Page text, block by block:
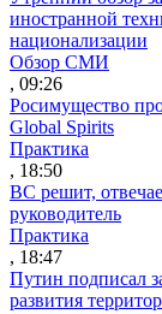
иностранной
национализации
Обзор СМИ
, 09:26
Росимущество
Global Spirits
Практика
, 18:50
ВС решит,
руководитель
Практика
, 18:47
Путин подписал
развития